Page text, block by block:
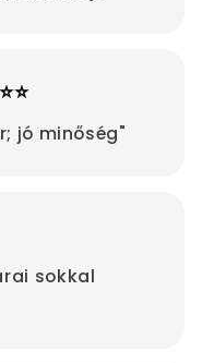
jó minőség"
sokkal